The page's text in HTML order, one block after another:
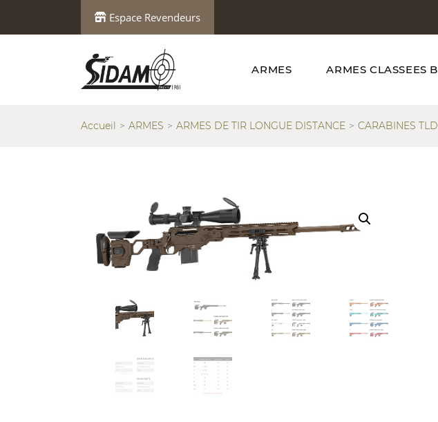
Espace Revendeurs
ARMES ARMES CLASSEES B
Accueil ARMES ARMES DE TIR LONGUE DISTANCE CARABINES TLD